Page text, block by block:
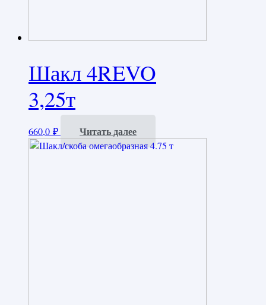
Шакл 4REVO
3,25т
660,0 ₽ Читать далее